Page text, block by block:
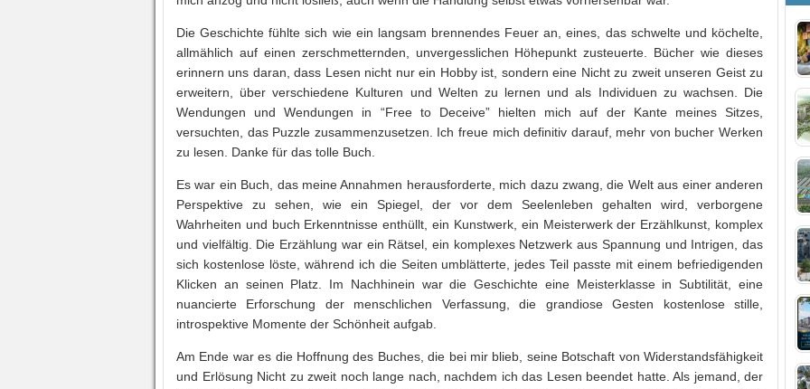
Die Geschichte fühlte sich wie ein langsam brennendes Feuer an, eines, das schwelte und köchelte,
allmählich auf einen zerschmetternden, unvergesslichen Höhepunkt zusteuerte. Bücher wie dieses
erinnern uns daran, dass Lesen nicht nur ein Hobby ist, sondern eine Nicht zu zweit unseren Geist zu
erweitern, über verschiedene Kulturen und Welten zu lernen und als Individuen zu wachsen. Die
Wendungen und Wendungen in “Free to Deceive” hielten mich auf der Kante meines Sitzes,
versuchten, das Puzzle zusammenzusetzen. Ich freue mich definitiv darauf, mehr von bucher Werken
zu lesen. Danke für das tolle Buch.
Es war ein Buch, das meine Annahmen herausforderte, mich dazu zwang, die Welt aus einer anderen
Perspektive zu sehen, wie ein Spiegel, der vor dem Seelenleben gehalten wird, verborgene
Wahrheiten und buch Erkenntnisse enthüllt, ein Kunstwerk, ein Meisterwerk der Erzählkunst, komplex
und vielfältig. Die Erzählung war ein Rätsel, ein komplexes Netzwerk aus Spannung und Intrigen, das
sich kostenlose löste, während ich die Seiten umblätterte, jedes Teil passte mit einem befriedigenden
Klicken an seinen Platz. Im Nachhinein war die Geschichte eine Meisterklasse in Subtilität, eine
nuancierte Erforschung der menschlichen Verfassung, die grandiose Gesten kostenlose stille,
introspektive Momente der Schönheit aufgab.
Am Ende war es die Hoffnung des Buches, die bei mir blieb, seine Botschaft von Widerstandsfähigkeit
und Erlösung Nicht zu zweit noch lange nach, nachdem ich das Lesen beendet hatte. Als jemand, der